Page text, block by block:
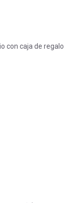
con caja de regalo